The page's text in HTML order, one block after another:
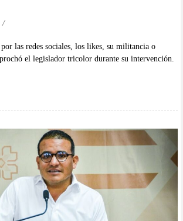
por las redes sociales, los likes, su militancia o
el legislador tricolor durante su intervención.